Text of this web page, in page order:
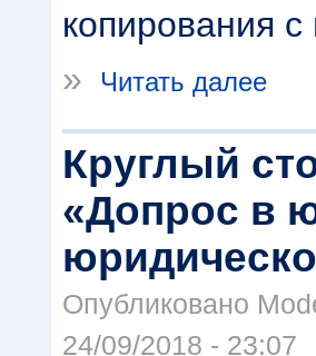
копирования
»
Читать далее
Круглый
«Допрос в
Опубликовано
24/09/2018 - 23:07